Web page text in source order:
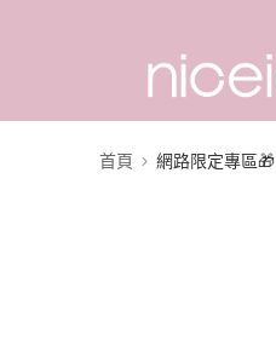
首頁 網路限定專區🎁